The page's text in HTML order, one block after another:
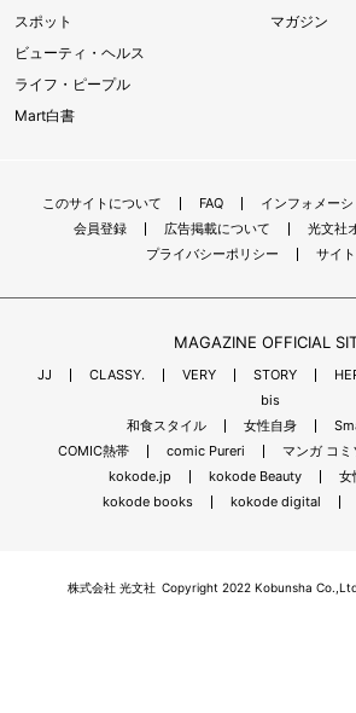
スポット
ビューティ・ヘルス
ライフ・ピープル
Mart白書
マガジン
このサイトについて FAQ インフォメーシ
会員登録
広告掲載について
光文社
プライバシーポリシー
サイ
MAGAZINE OFFICIAL
JJ CLASSY. VERY STORY
bis
和食スタイル
女性自身
COMIC熱帯
comic Pureri マンガ コミ
kokode.jp
kokode Beauty
女
kokode books
kokode digital
株式会社 光文社 Copyright 2022 Kobunsha